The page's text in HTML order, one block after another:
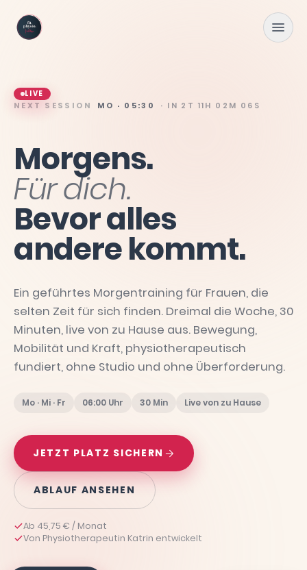
LIVE
NEXT SESSION MO · 05:30 · IN 2T 11H 02M 05S
Morgens.
Fürdich.
Bevoralles
anderekommt.
Ein geführtes Morgentraining für Frauen, die
selten Zeit für sich finden. Dreimal die Woche, 30
Minuten, live von zu Hause aus. Bewegung,
Mobilität und Kraft, physiotherapeutisch
fundiert, ohne Studio und ohne Überforderung.
Mo · Mi · Fr 06:00 Uhr 30 Min Live von zu Hause
JETZT PLATZ SICHERN
ABLAUF ANSEHEN
Ab 45,75 € / Monat
Von Physiotherapeutin Katrin entwickelt